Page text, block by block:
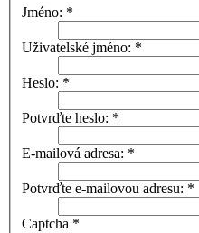
Jméno: *
Uživatelské jméno: *
Heslo: *
Potvrďte heslo: *
E-mailová adresa: *
Potvrďte e-mailovou adresu: *
Captcha *